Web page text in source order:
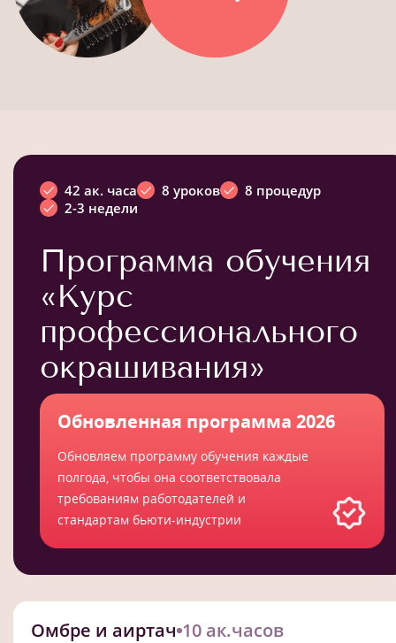
42 ак. часа 8 уроков
8 процедур
2-3 недели
Программа обучения
«Курс
профессионального
окрашивания»
Обновленная программа 2026
Обновляем программу обучения каждые
полгода, чтобы она соответствовала
требованиям работодателей и
стандартам бьюти-индустрии
Омбре и аиртач 10 ак.часов